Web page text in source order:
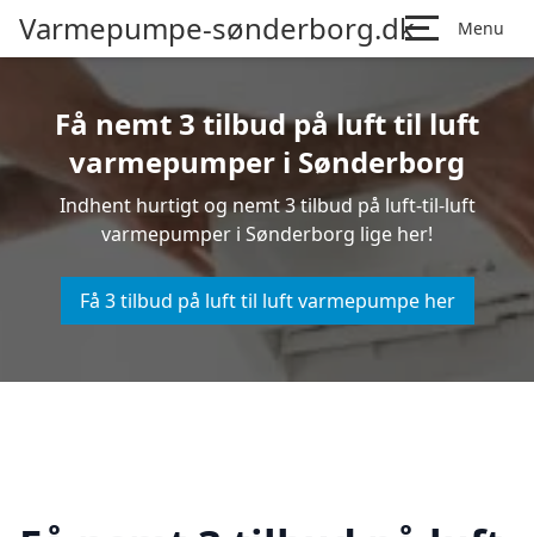
Varmepumpe-sønderborg.dk Menu
Få nemt 3 tilbud på luft til luft
varmepumper i Sønderborg
Indhent hurtigt og nemt 3 tilbud på luft-til-luft
varmepumper i Sønderborg lige her!
Få 3 tilbud på luft til luft varmepumpe her